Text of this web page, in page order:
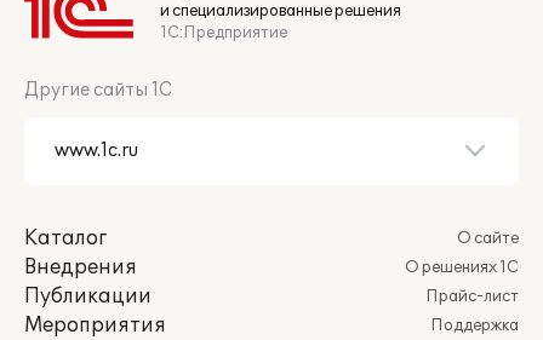
и специализированные решения
1С:Предприятие
Другие сайты 1С
Каталог
Внедрения
Публикации
Мероприятия
О сайте
О решениях 1С
Прайс-лист
Поддержка